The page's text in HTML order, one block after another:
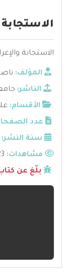
الاستجابة
المؤلف:
الناشر:
الأقسام:
عدد
سنة النشر:
مشاهدات:
بلّغ عن